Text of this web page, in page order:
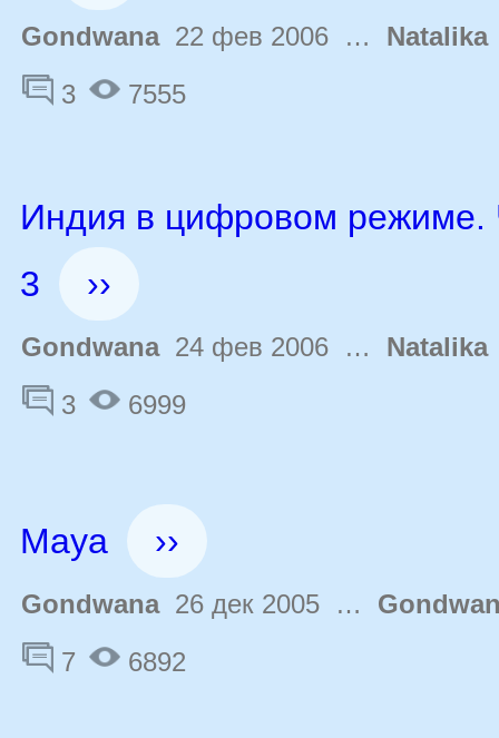
Gondwana22 фев 2006 … Natalika
3
7555
Индия в цифровом режиме.
3
››
Gondwana24 фев 2006 … Natalika
3
6999
Maya ››
Gondwana26 дек 2005 …
7
6892